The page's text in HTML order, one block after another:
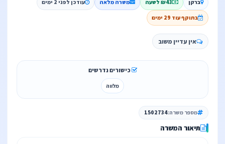
ברקן ₪43 לשעה משרה מלאה עודכן לפני 2 ימים
בתוקף עוד 29 ימים
אין עדיין משוב
כישורים נדרשים
מלווה
מספר משרה:1502734
תיאור המשרה